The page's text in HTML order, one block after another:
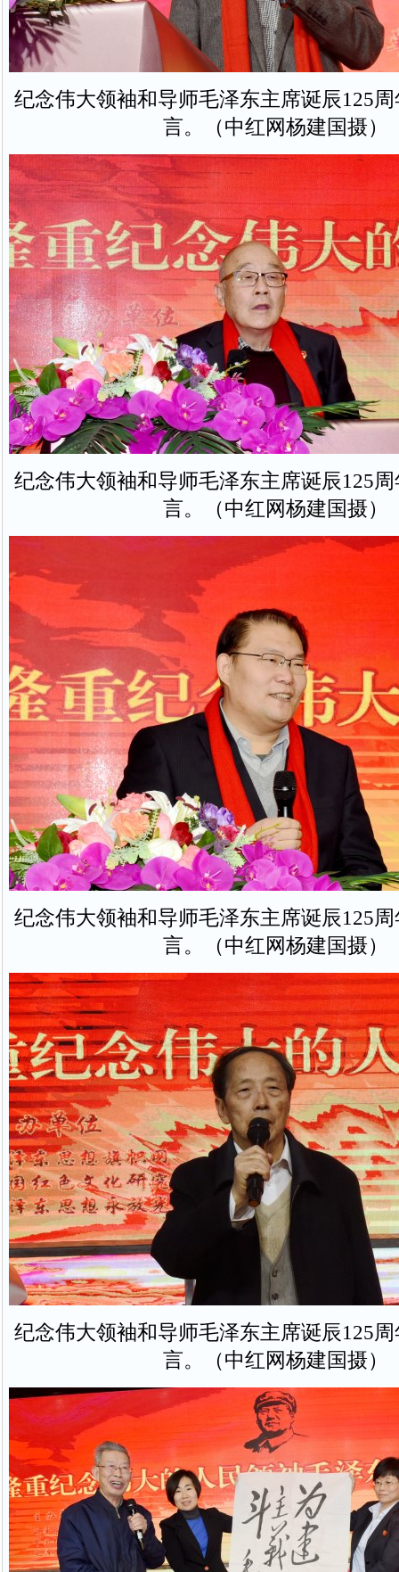
纪念伟大领袖和导师毛泽东主席诞辰125
言。（中红网杨建国摄）
纪念伟大领袖和导师毛泽东主席诞辰125
言。（中红网杨建国摄）
纪念伟大领袖和导师毛泽东主席诞辰125
言。（中红网杨建国摄）
纪念伟大领袖和导师毛泽东主席诞辰125
言。（中红网杨建国摄）